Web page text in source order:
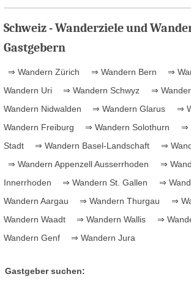
Schweiz - Wanderziele und
Gastgebern
⇒ Wandern Zürich ⇒ Wandern Bern ⇒
Wandern Uri
⇒ Wandern Schwyz ⇒
Wandern Nidwalden
⇒ Wandern Glarus ⇒
Wandern Freiburg
⇒ Wandern Solothurn
⇒
Stadt
⇒ Wandern Basel-Landschaft
⇒
⇒ Wandern Appenzell Ausserrhoden
⇒
Innerrhoden
⇒ Wandern St. Gallen ⇒
Wandern Aargau
⇒ Wandern Thurgau ⇒
Wandern Waadt
⇒ Wandern Wallis ⇒
Wandern Genf
⇒ Wandern Jura
Gastgeber suchen: